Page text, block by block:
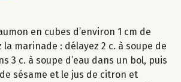
en cubes d’environ 1 cm de
la marinade : délayez 2 c. à soupe de
3 c. à soupe d’eau dans un bol, puis
sésame et le jus de citron et